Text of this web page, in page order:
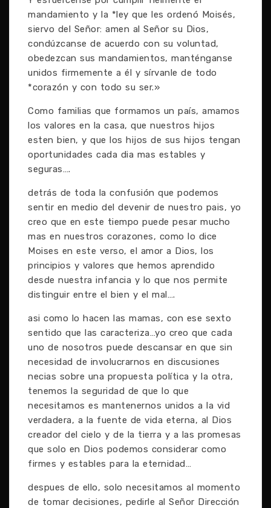
mandamiento y la *ley que les ordenó Moisés,
siervo del Señor: amen al Señor su Dios,
condúzcanse de acuerdo con su voluntad,
obedezcan sus mandamientos, manténganse
unidos firmemente a él y sírvanle de todo
*corazón y con todo su ser.»
Como familias que formamos un país, amamos
los valores en la casa, que nuestros hijos
esten bien, y que los hijos de sus hijos tengan
oportunidades cada dia mas estables y
seguras….
detrás de toda la confusión que podemos
sentir en medio del devenir de nuestro pais, yo
creo que en este tiempo puede pesar mucho
mas en nuestros corazones, como lo dice
Moises en este verso, el amor a Dios, los
principios y valores que hemos aprendido
desde nuestra infancia y lo que nos permite
distinguir entre el bien y el mal….
asi como lo hacen las mamas, con ese sexto
sentido que las caracteriza…yo creo que cada
uno de nosotros puede descansar en que sin
necesidad de involucrarnos en discusiones
necias sobre una propuesta política y la otra,
tenemos la seguridad de que lo que
necesitamos es mantenernos unidos a la vid
verdadera, a la fuente de vida eterna, al Dios
creador del cielo y de la tierra y a las promesas
que solo en Dios podemos considerar como
firmes y estables para la eternidad…
despues de ello, solo necesitamos al momento
de tomar decisiones, pedirle al Señor Dirección